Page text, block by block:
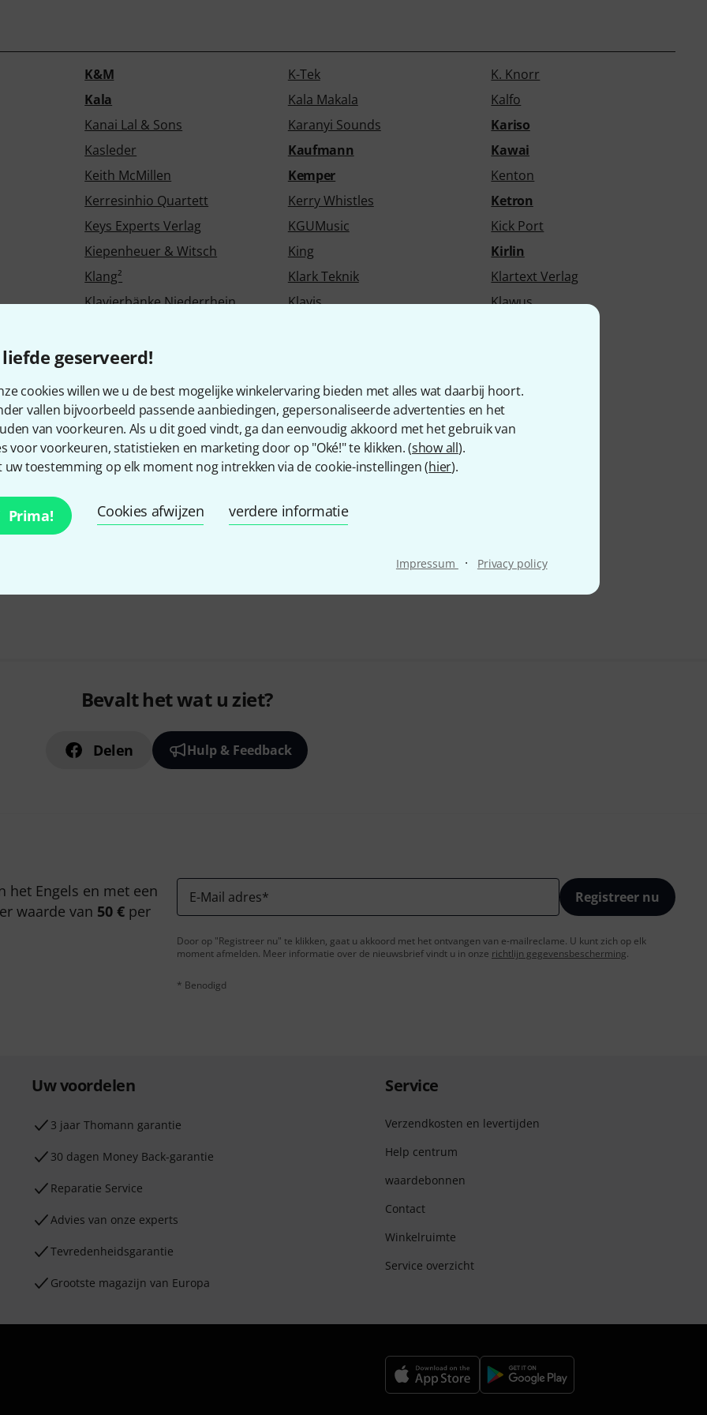
geserveerd!
cookies willen we u de best mogelijke winkelervaring bieden met alles wat daarbij hoort.
vallen bijvoorbeeld passende aanbiedingen, gepersonaliseerde advertenties en het
van voorkeuren. Als u dit goed vindt, ga dan eenvoudig akkoord met het gebruik van
voor voorkeuren, statistieken en marketing door op "Oké!" te klikken. (show all).
uw toestemming op elk moment nog intrekken via de cookie-instellingen (hier).
Prima! Cookies afwijzen verdere informatie
Impressum · Privacy policy
K&M K-Tek
K. Knorr
Kala Kala Makala
Kalfo
Kanai Lal & Sons Karanyi Sounds
Kariso
Kasleder Kaufmann
Kawai
Keith McMillen Kemper
Kenton
Kerresinhio Quartett Kerry Whistles
Ketron
Keys Experts Verlag KGUMusic
Kick Port
Kiepenheuer & Witsch King
Kirlin
Klang² Klark Teknik
Klartext Verlag
Klavierbänke Niederrhein Klavis
Klawus
KNA Pickups
Korg Koshi
Kovax
Krinner Krivo
KRK
Kühnl & Hoyer Kumu
Kupo
Bevalt het wat u ziet?
Delen Hulp & Feedback
het Engels en met een
waarde van 50 € per
E-Mail adres* Registreer nu
Door op "Registreer nu" te klikken, gaat u akkoord met het ontvangen van e-mailreclame. U kunt zich op elk
moment afmelden. Meer informatie over de nieuwsbrief vindt u in onze richtlijn gegevensbescherming.
* Benodigd
Uw voordelen
3 jaar Thomann garantie
30 dagen Money Back-garantie
Reparatie Service
Advies van onze experts
Tevredenheidsgarantie
Grootste magazijn van Europa
Service
Verzendkosten en levertijden
Help centrum
waardebonnen
Contact
Winkelruimte
Service overzicht